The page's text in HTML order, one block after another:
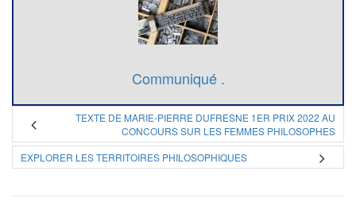
Communiqué .
TEXTE DE MARIE-PIERRE DUFRESNE 1ER PRIX 2022 AU
CONCOURS SUR LES FEMMES PHILOSOPHES
EXPLORER LES TERRITOIRES PHILOSOPHIQUES